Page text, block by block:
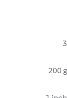
3
200 g